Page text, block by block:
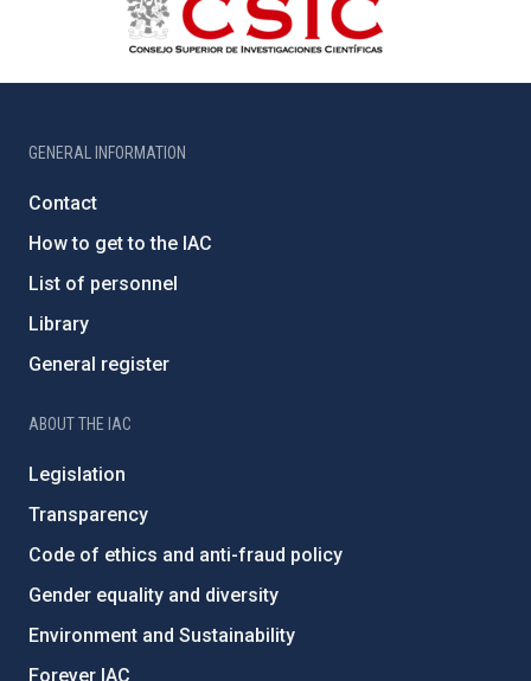
GENERAL INFORMATION
Contact
How to get to the IAC
List of personnel
Library
General register
ABOUT THE IAC
Legislation
Transparency
Code of ethics and anti-fraud policy
Gender equality and diversity
Environment and Sustainability
Forever IAC